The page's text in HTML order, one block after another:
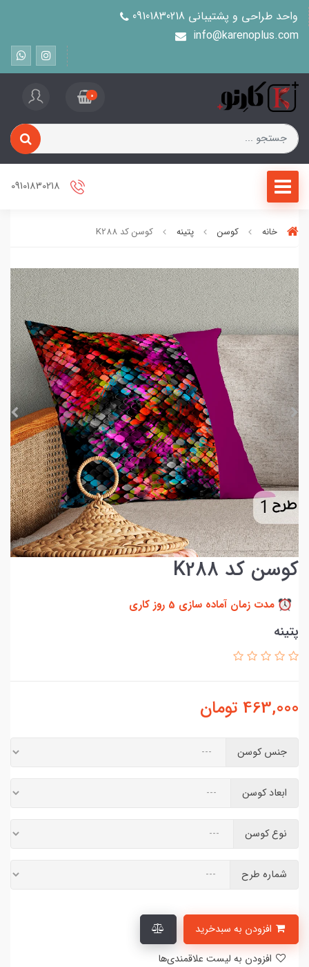
واحد طراحی و پشتیبانی 09101830218
info@karenoplus.com
0
خانه کوسن پتینه کوسن کد K288
کوسن کد K288
مدت زمان آماده سازی 5 روز کاری
پتینه
463,000 تومان
جنس کوسن
ابعاد کوسن
نوع کوسن
شماره طرح